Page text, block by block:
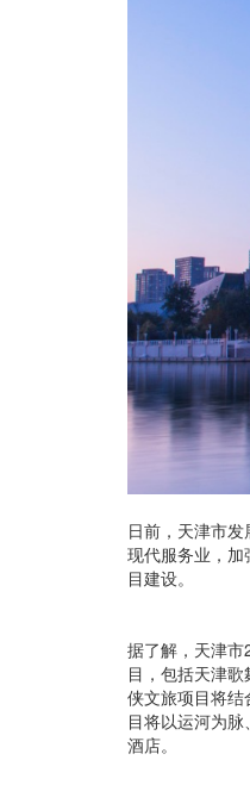
日前，天津市
现代服务业，
目建设。
据了解，天津
目，包括天津
侠文旅项目将
目将以运河为
酒店。